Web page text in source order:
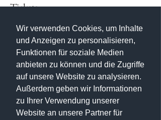
Wir verwenden Cookies, um Inhalte
und Anzeigen zu personalisieren,
Funktionen für soziale Medien
anbieten zu können und die Zugriffe
auf unsere Website zu analysieren.
Außerdem geben wir Informationen
zu Ihrer Verwendung unserer
Website an unsere Partner für
Tickets
Verkauf beendet
Tickettyp
Intensivkurs Q - I
Preis
159,00 €